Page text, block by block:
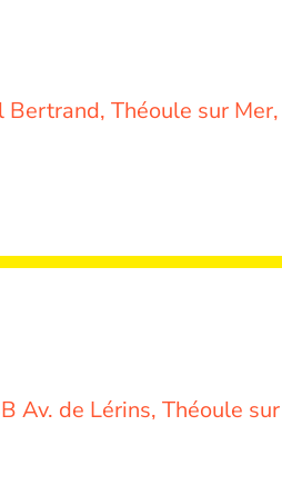
Bertrand, Théoule sur Mer,
Av. de Lérins, Théoule sur